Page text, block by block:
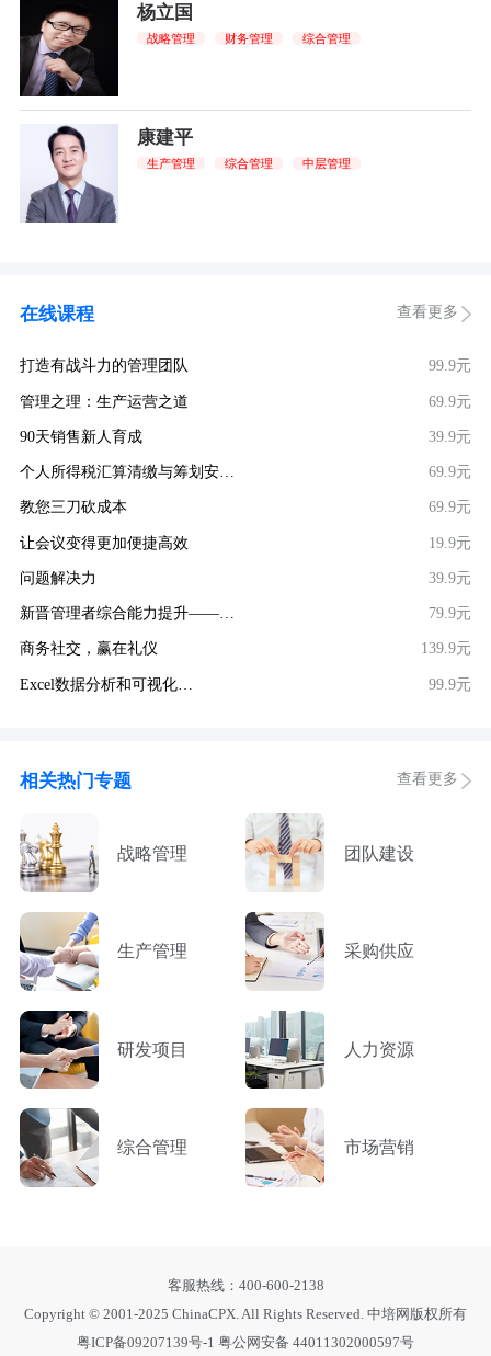
杨立国
战略管理 财务管理 综合管理
康建平
生产管理 综合管理 中层管理
在线课程 查看更多
打造有战斗力的管理团队 99.9元
管理之理：生产运营之道 69.9元
90天销售新人育成 39.9元
个人所得税汇算清缴与筹划安… 69.9元
教您三刀砍成本 69.9元
让会议变得更加便捷高效 19.9元
问题解决力 39.9元
新晋管理者综合能力提升——… 79.9元
商务社交，赢在礼仪 139.9元
Excel数据分析和可视化… 99.9元
相关热门专题 查看更多
战略管理 团队建设
生产管理 采购供应
研发项目 人力资源
综合管理 市场营销
客服热线：400-600-2138
Copyright © 2001-2025 ChinaCPX. All Rights Reserved. 中培网版权所有
粤ICP备09207139号-1 粤公网安备 44011302000597号